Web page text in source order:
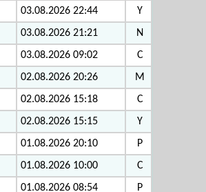
03.08.2026 22:44
Y
03.08.2026 21:21
N
03.08.2026 09:02
C
02.08.2026 20:26
M
02.08.2026 15:18
C
02.08.2026 15:15
Y
01.08.2026 20:10
P
01.08.2026 10:00
C
01.08.2026 08:54
P